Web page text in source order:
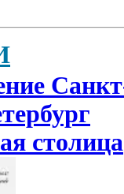
столица